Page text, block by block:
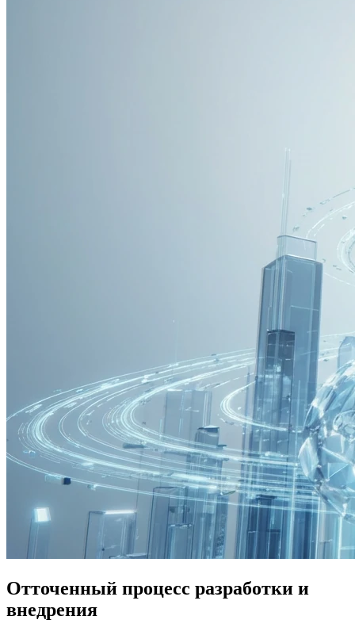
Отточенный процесс разработки и
внедрения